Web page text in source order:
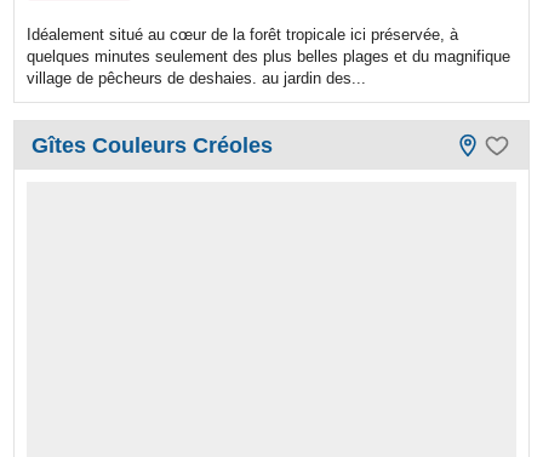
Idéalement situé au cœur de la forêt tropicale ici préservée, à
quelques minutes seulement des plus belles plages et du magnifique
village de pêcheurs de deshaies. au jardin des...
Gîtes Couleurs Créoles